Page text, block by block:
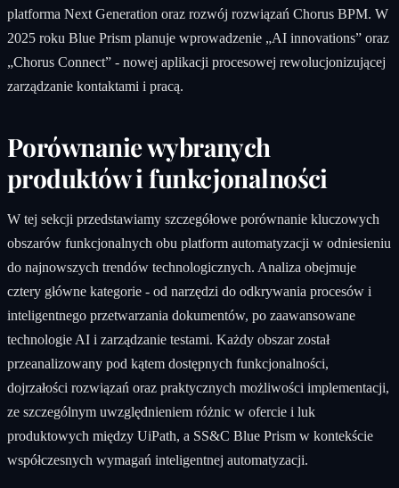
platforma Next Generation oraz rozwój rozwiązań Chorus BPM. W
2025 roku Blue Prism planuje wprowadzenie „AI innovations” oraz
„Chorus Connect” - nowej aplikacji procesowej rewolucjonizującej
zarządzanie kontaktami i pracą.
Porównanie wybranych
produktów i funkcjonalności
W tej sekcji przedstawiamy szczegółowe porównanie kluczowych
obszarów funkcjonalnych obu platform automatyzacji w odniesieniu
do najnowszych trendów technologicznych. Analiza obejmuje
cztery główne kategorie - od narzędzi do odkrywania procesów i
inteligentnego przetwarzania dokumentów, po zaawansowane
technologie AI i zarządzanie testami. Każdy obszar został
przeanalizowany pod kątem dostępnych funkcjonalności,
dojrzałości rozwiązań oraz praktycznych możliwości implementacji,
ze szczególnym uwzględnieniem różnic w ofercie i luk
produktowych między UiPath, a SS&C Blue Prism w kontekście
współczesnych wymagań inteligentnej automatyzacji.